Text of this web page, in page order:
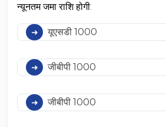
न्यूनतम जमा राशि होगी:
यूएसडी 1000
जीबीपी 1000
जीबीपी 1000